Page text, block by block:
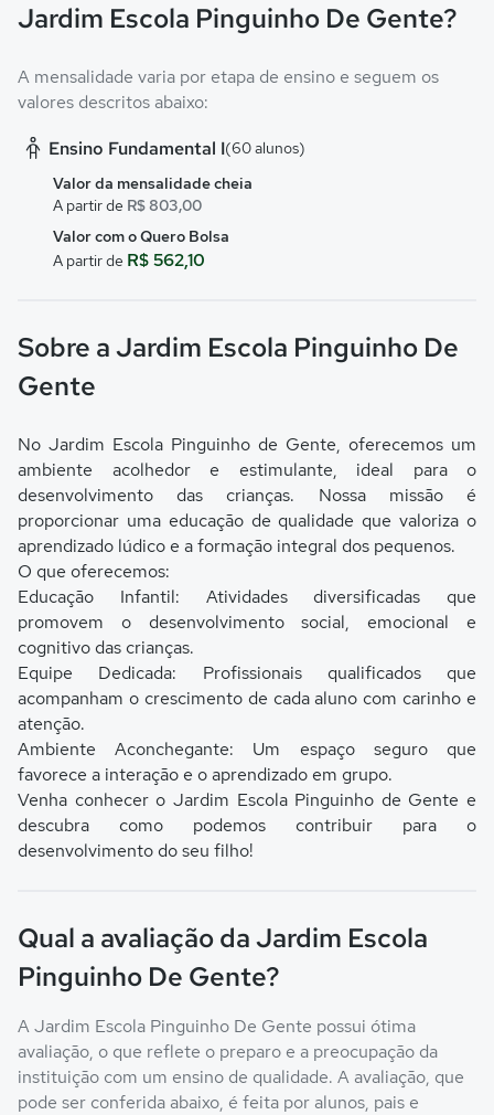
Jardim Escola Pinguinho De Gente?
A mensalidade varia por etapa de ensino e seguem os
valores descritos abaixo:
Ensino Fundamental I(60 alunos)
Valor da mensalidade cheia
A partir de R$ 803,00
Valor com o Quero Bolsa
A partir de R$ 562,10
Sobre a Jardim Escola Pinguinho De
Gente
No Jardim Escola Pinguinho de Gente, oferecemos um
ambiente acolhedor e estimulante, ideal para o
desenvolvimento das crianças. Nossa missão é
proporcionar uma educação de qualidade que valoriza o
aprendizado lúdico e a formação integral dos pequenos.
O que oferecemos:
Educação Infantil: Atividades diversificadas que
promovem o desenvolvimento social, emocional e
cognitivo das crianças.
Equipe Dedicada: Profissionais qualificados que
acompanham o crescimento de cada aluno com carinho e
atenção.
Ambiente Aconchegante: Um espaço seguro que
favorece a interação e o aprendizado em grupo.
Venha conhecer o Jardim Escola Pinguinho de Gente e
descubra como podemos contribuir para o
desenvolvimento do seu filho!
Qual a avaliação da Jardim Escola
Pinguinho De Gente?
A Jardim Escola Pinguinho De Gente possui ótima
avaliação, o que reflete o preparo e a preocupação da
instituição com um ensino de qualidade. A avaliação, que
pode ser conferida abaixo, é feita por alunos, pais e